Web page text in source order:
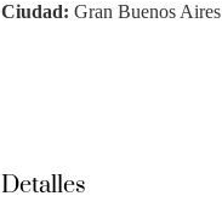
Ciudad: Gran Buenos Aires
Detalles